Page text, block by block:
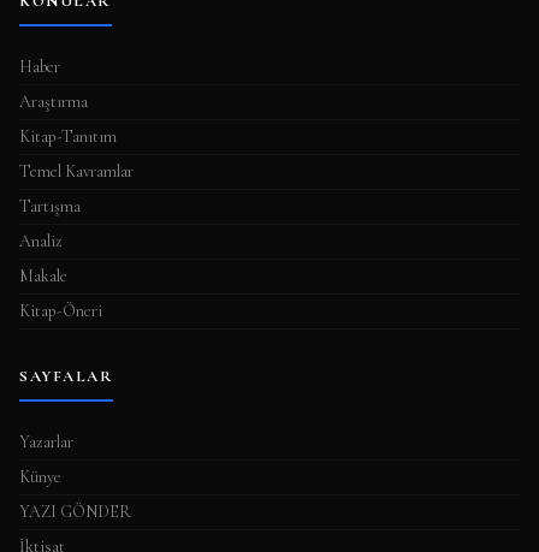
Haber
Araştırma
Kitap-Tanıtım
Temel Kavramlar
Tartışma
Analiz
Makale
Kitap-Öneri
SAYFALAR
Yazarlar
Künye
YAZI GÖNDER
İktisat